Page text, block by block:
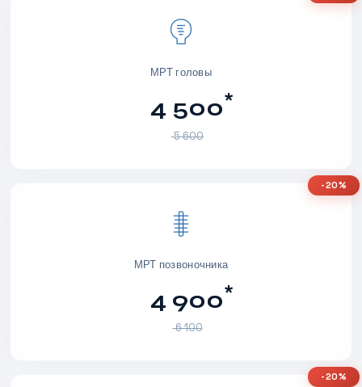
МРТ головы
4 500*
5 600
МРТ позвоночника
4 900*
6 100
-20%
-20%